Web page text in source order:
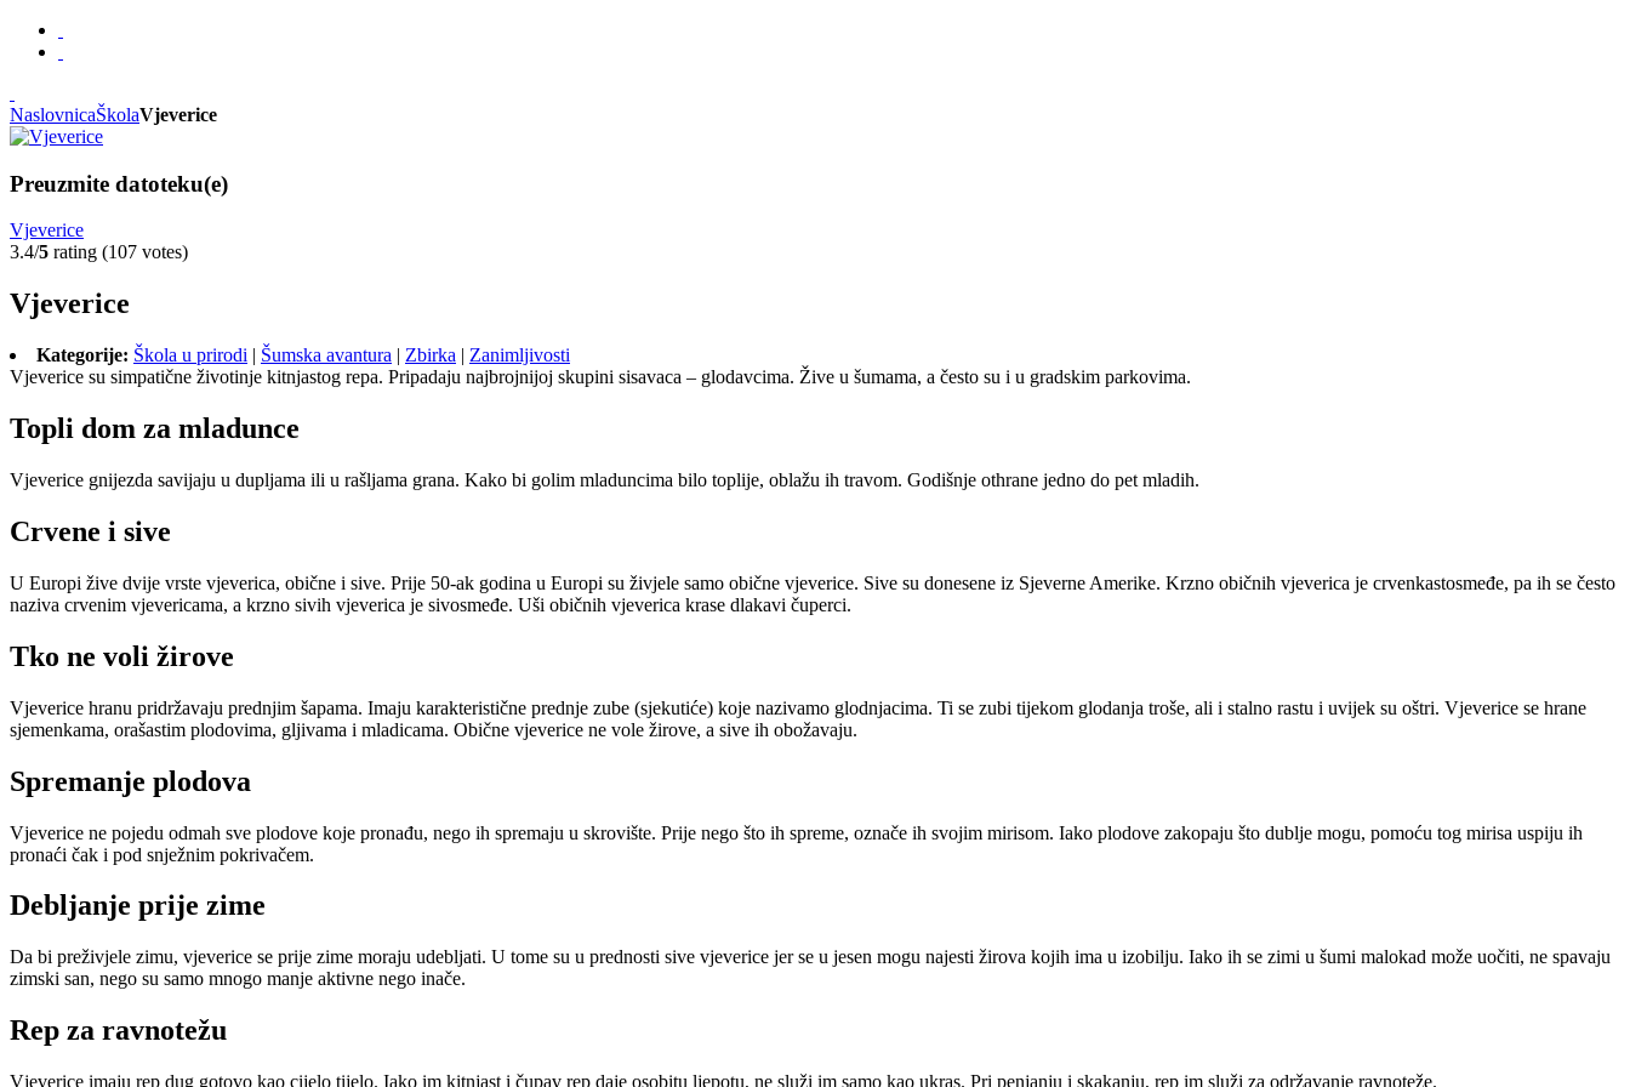
NaslovnicaŠkolaVjeverice
Preuzmite datoteku(e)
Vjeverice
3.4/5 rating (107 votes)
Vjeverice
Kategorije: Škola u prirodi | Šumska avantura | Zbirka | Zanimljivosti
Vjeverice su simpatične životinje kitnjastog repa. Pripadaju najbrojnijoj skupini sisavaca – glodavcima. Žive u šumama, a često su i u gradskim parkovima.
Topli dom za mladunce
Vjeverice gnijezda savijaju u dupljama ili u rašljama grana. Kako bi golim mladuncima bilo toplije, oblažu ih travom. Godišnje othrane jedno do pet mladih.
Crvene i sive
U Europi žive dvije vrste vjeverica, obične i sive. Prije 50-ak godina u Europi su živjele samo obične vjeverice. Sive su donesene iz Sjeverne Amerike. Krzno običnih vjeverica je crvenkastosmeđe, pa ih se često
naziva crvenim vjevericama, a krzno sivih vjeverica je sivosmeđe. Uši običnih vjeverica krase dlakavi čuperci.
Tko ne voli žirove
Vjeverice hranu pridržavaju prednjim šapama. Imaju karakteristične prednje zube (sjekutiće) koje nazivamo glodnjacima. Ti se zubi tijekom glodanja troše, ali i stalno rastu i uvijek su oštri. Vjeverice se hrane
sjemenkama, orašastim plodovima, gljivama i mladicama. Obične vjeverice ne vole žirove, a sive ih obožavaju.
Spremanje plodova
Vjeverice ne pojedu odmah sve plodove koje pronađu, nego ih spremaju u skrovište. Prije nego što ih spreme, označe ih svojim mirisom. Iako plodove zakopaju što dublje mogu, pomoću tog mirisa uspiju ih
pronaći čak i pod snježnim pokrivačem.
Debljanje prije zime
Da bi preživjele zimu, vjeverice se prije zime moraju udebljati. U tome su u prednosti sive vjeverice jer se u jesen mogu najesti žirova kojih ima u izobilju. Iako ih se zimi u šumi malokad može uočiti, ne spavaju
zimski san, nego su samo mnogo manje aktivne nego inače.
Rep za ravnotežu
Vjeverice imaju rep dug gotovo kao cijelo tijelo. Iako im kitnjast i čupav rep daje osobitu ljepotu, ne služi im samo kao ukras. Pri penjanju i skakanju, rep im služi za održavanje ravnoteže.